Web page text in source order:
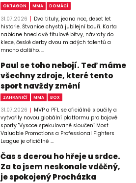
OKTAGON MMA DOMÁCÍ
31.07.2026
Dva tituly, jedna noc, deset let
historie. Štvanice chystá jubilejní bouři. Karta
nabídne hned dvě titulové bitvy, návraty do
klece, české derby dvou mladých talentů a
mnoho dalšího. ...
Paul se toho nebojí. Teď máme
všechny zdroje, které tento
sport navždy změní
ZAHRANIČÍ MMA BOX
31.07.2026
MVP a PFL se oficiálně sloučily a
vytvořily novou globální platformu pro bojové
sporty "Vysoce spekulované sloučení Most
Valuable Promotions a Professional Fighters
League je oficiálně ...
Čas s dcerou ho hřeje u srdce.
Za to jsem neskonale vděčný,
je spokojený Procházka